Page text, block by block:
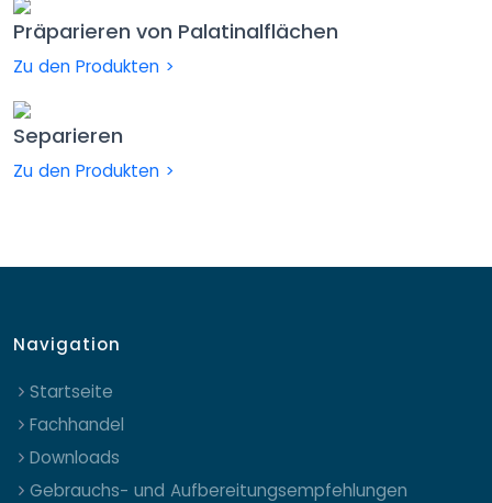
Präparieren von Palatinalflächen
Zu den Produkten >
Separieren
Zu den Produkten >
Navigation
Startseite
Fachhandel
Downloads
Gebrauchs- und Aufbereitungsempfehlungen